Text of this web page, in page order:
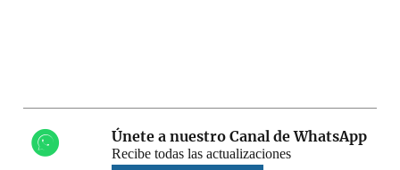
Únete a nuestro Canal de WhatsApp
Recibe todas las actualizaciones